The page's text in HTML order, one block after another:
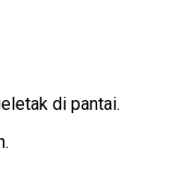
di pantai.